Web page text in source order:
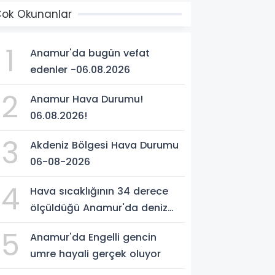
Okunanlar
1
Anamur'da bugün vefat
edenler -06.08.2026
2
Anamur Hava Durumu!
06.08.2026!
3
Akdeniz Bölgesi Hava Durumu
06-08-2026
4
Hava sıcaklığının 34 derece
ölçüldüğü Anamur'da deniz
gördü
5
Anamur'da Engelli gencin
umre hayali gerçek oluyor